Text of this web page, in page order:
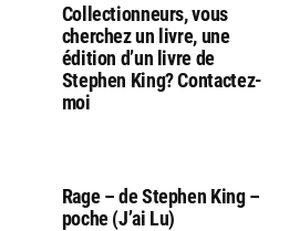
Collectionneurs, vous
cherchez un livre, une
édition d’un livre de
Stephen King? Contactez-
moi
Rage – de Stephen King –
poche (J’ai Lu)